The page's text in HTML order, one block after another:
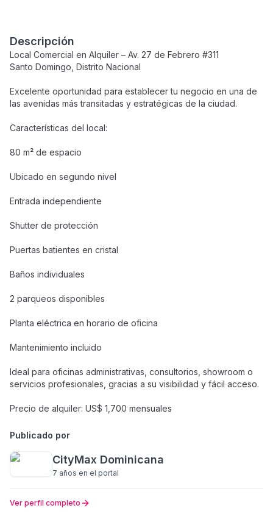
Descripción
Local Comercial en Alquiler – Av. 27 de Febrero #311
Santo Domingo, Distrito Nacional
Excelente oportunidad para establecer tu negocio en una de
las avenidas más transitadas y estratégicas de la ciudad.
Características del local:
80 m² de espacio
Ubicado en segundo nivel
Entrada independiente
Shutter de protección
Puertas batientes en cristal
Baños individuales
2 parqueos disponibles
Planta eléctrica en horario de oficina
Mantenimiento incluido
Ideal para oficinas administrativas, consultorios, showroom o
servicios profesionales, gracias a su visibilidad y fácil acceso.
Precio de alquiler: US$ 1,700 mensuales
Publicado por
CityMax Dominicana
7 años en el portal
Ver perfil completo